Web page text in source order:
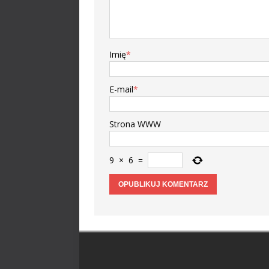
Imię*
E-mail*
Strona WWW
9 × 6 =